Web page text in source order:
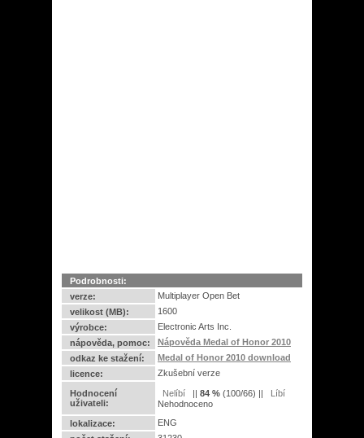
Podrobnosti:
verze:
Multiplayer Open Bet
velikost (MB):
1600
výrobce:
Electronic Arts Inc.
nápověda, pomoc:
Nápověda Medal of Honor 2010
odkaz ke stažení:
Medal of Honor 2010 download
licence:
Zkušební verze
Hodnocení
uživateli:
|| 84 % (100/66) ||
Nehodnoceno
lokalizace:
ENG